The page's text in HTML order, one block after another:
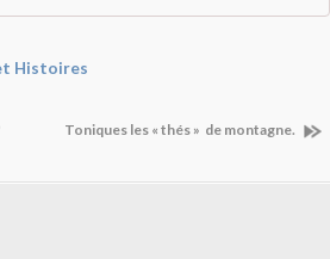
Histoires
Toniques les « thés » de montagne.